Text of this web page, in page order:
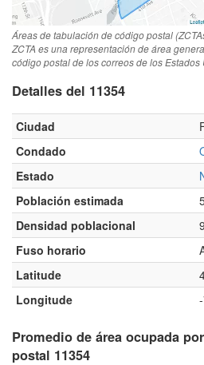
Áreas de tabulación de código postal
ZCTA es una representación de área
código postal de los correos de los Estados
Detalles del 11354
Ciudad
Condado
Estado
Población estimada
Densidad poblacional
Fuso horario
Latitude
Longitude
Promedio de área ocupada
postal 11354